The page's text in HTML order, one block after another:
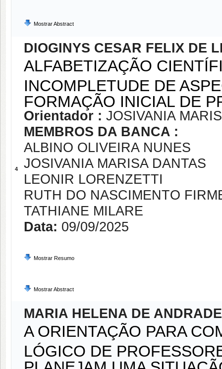
Mostrar Abstract
4
DIOGINYS CESAR FELIX DE
ALFABETIZAÇÃO
INCOMPLETUDE DE
FORMAÇÃO INICIAL DE
Orientador : JOSIVANIA
MEMBROS DA BANCA :
ALBINO OLIVEIRA NUNES
JOSIVANIA MARISA DANTAS
LEONIR LORENZETTI
RUTH DO NASCIMENTO
TATHIANE MILARE
Data: 09/09/2025
Mostrar Resumo
Mostrar Abstract
MARIA HELENA DE ANDRADE
A ORIENTAÇÃO PARA
LÓGICO DE
PLANEJAM UMA